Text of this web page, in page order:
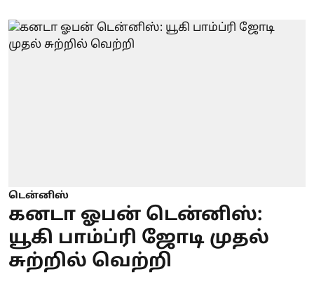
டென்னிஸ்
கனடா ஓபன் டென்னிஸ்:
யூகி பாம்ப்ரி ஜோடி முதல்
சுற்றில் வெற்றி